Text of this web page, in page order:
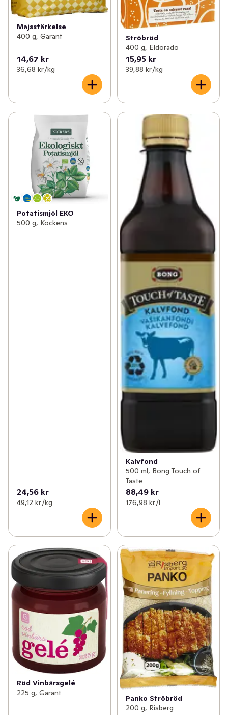
Majsstärkelse
400 g, Garant
14,67 kr
36,68 kr /kg
Ströbröd
400 g, Eldorado
15,95 kr
39,88 kr /kg
Potatismjöl EKO
500 g, Kockens
24,56 kr
49,12 kr /kg
Kalvfond
500 ml, Bong Touch of
Taste
88,49 kr
176,98 kr /l
Röd Vinbärsgelé
225 g, Garant
Panko Ströbröd
200 g, Risberg